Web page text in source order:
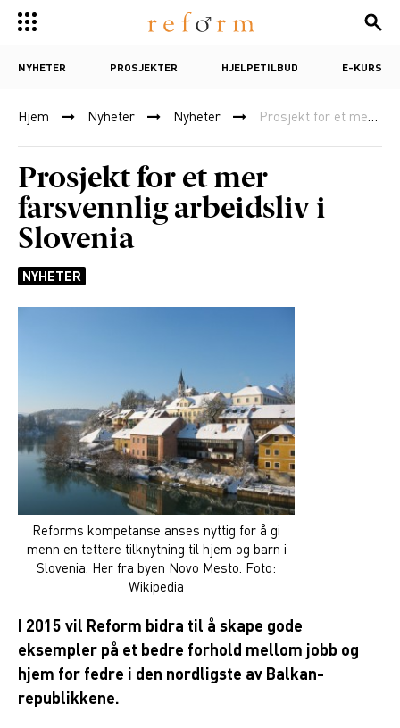
NYHETER PROSJEKTER HJELPETILBUD E-KURS
Hjem Nyheter Nyheter Prosjekt for et mer farsvennlig arbeidsliv i Slovenia
Prosjekt for et mer
farsvennlig arbeidsliv i
Slovenia
NYHETER
Reforms kompetanse anses nyttig for å gi
menn en tettere tilknytning til hjem og barn i
Slovenia. Her fra byen Novo Mesto. Foto:
Wikipedia
I 2015 vil Reform bidra til å skape gode
eksempler på et bedre forhold mellom jobb og
hjem for fedre i den nordligste av Balkan-
republikkene.